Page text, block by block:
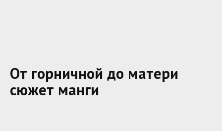
От горничной до матери
сюжет манги